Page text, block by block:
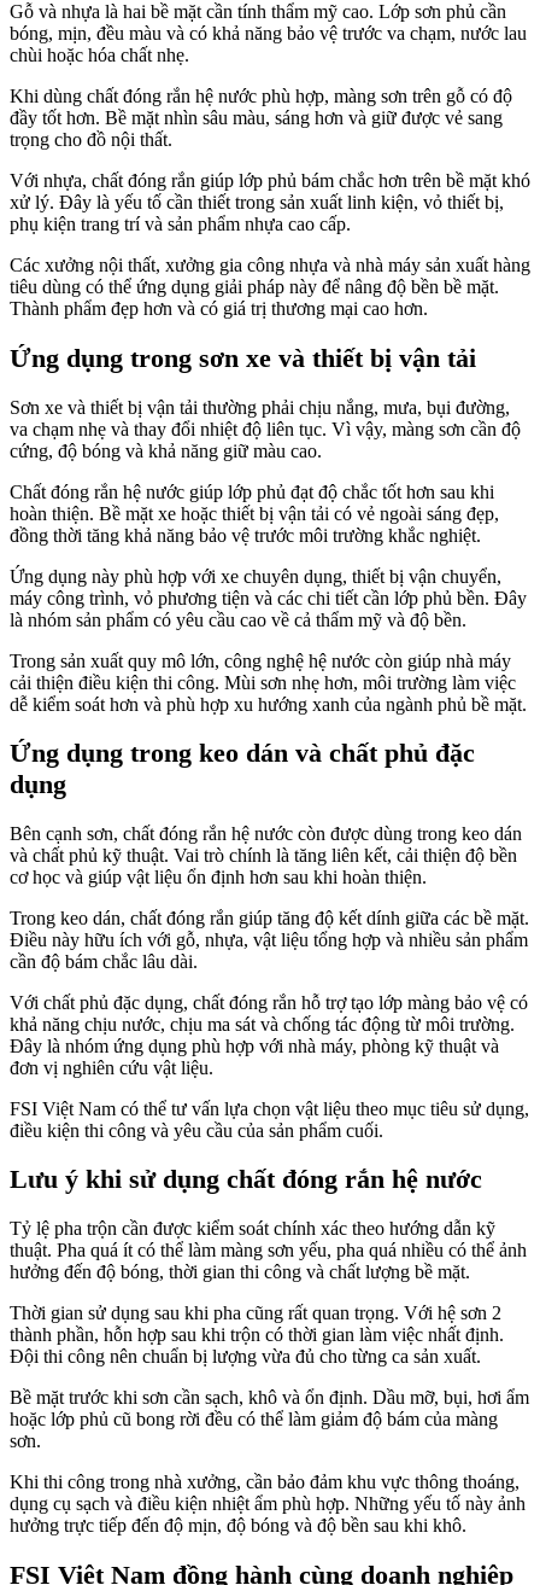
Gỗ và nhựa là hai bề mặt cần tính thẩm mỹ cao. Lớp sơn phủ cần
bóng, mịn, đều màu và có khả năng bảo vệ trước va chạm, nước lau
chùi hoặc hóa chất nhẹ.
Khi dùng chất đóng rắn hệ nước phù hợp, màng sơn trên gỗ có độ
đầy tốt hơn. Bề mặt nhìn sâu màu, sáng hơn và giữ được vẻ sang
trọng cho đồ nội thất.
Với nhựa, chất đóng rắn giúp lớp phủ bám chắc hơn trên bề mặt khó
xử lý. Đây là yếu tố cần thiết trong sản xuất linh kiện, vỏ thiết bị,
phụ kiện trang trí và sản phẩm nhựa cao cấp.
Các xưởng nội thất, xưởng gia công nhựa và nhà máy sản xuất hàng
tiêu dùng có thể ứng dụng giải pháp này để nâng độ bền bề mặt.
Thành phẩm đẹp hơn và có giá trị thương mại cao hơn.
Ứng dụng trong sơn xe và thiết bị vận tải
Sơn xe và thiết bị vận tải thường phải chịu nắng, mưa, bụi đường,
va chạm nhẹ và thay đổi nhiệt độ liên tục. Vì vậy, màng sơn cần độ
cứng, độ bóng và khả năng giữ màu cao.
Chất đóng rắn hệ nước giúp lớp phủ đạt độ chắc tốt hơn sau khi
hoàn thiện. Bề mặt xe hoặc thiết bị vận tải có vẻ ngoài sáng đẹp,
đồng thời tăng khả năng bảo vệ trước môi trường khắc nghiệt.
Ứng dụng này phù hợp với xe chuyên dụng, thiết bị vận chuyển,
máy công trình, vỏ phương tiện và các chi tiết cần lớp phủ bền. Đây
là nhóm sản phẩm có yêu cầu cao về cả thẩm mỹ và độ bền.
Trong sản xuất quy mô lớn, công nghệ hệ nước còn giúp nhà máy
cải thiện điều kiện thi công. Mùi sơn nhẹ hơn, môi trường làm việc
dễ kiểm soát hơn và phù hợp xu hướng xanh của ngành phủ bề mặt.
Ứng dụng trong keo dán và chất phủ đặc
dụng
Bên cạnh sơn, chất đóng rắn hệ nước còn được dùng trong keo dán
và chất phủ kỹ thuật. Vai trò chính là tăng liên kết, cải thiện độ bền
cơ học và giúp vật liệu ổn định hơn sau khi hoàn thiện.
Trong keo dán, chất đóng rắn giúp tăng độ kết dính giữa các bề mặt.
Điều này hữu ích với gỗ, nhựa, vật liệu tổng hợp và nhiều sản phẩm
cần độ bám chắc lâu dài.
Với chất phủ đặc dụng, chất đóng rắn hỗ trợ tạo lớp màng bảo vệ có
khả năng chịu nước, chịu ma sát và chống tác động từ môi trường.
Đây là nhóm ứng dụng phù hợp với nhà máy, phòng kỹ thuật và
đơn vị nghiên cứu vật liệu.
FSI Việt Nam có thể tư vấn lựa chọn vật liệu theo mục tiêu sử dụng,
điều kiện thi công và yêu cầu của sản phẩm cuối.
Lưu ý khi sử dụng chất đóng rắn hệ nước
Tỷ lệ pha trộn cần được kiểm soát chính xác theo hướng dẫn kỹ
thuật. Pha quá ít có thể làm màng sơn yếu, pha quá nhiều có thể ảnh
hưởng đến độ bóng, thời gian thi công và chất lượng bề mặt.
Thời gian sử dụng sau khi pha cũng rất quan trọng. Với hệ sơn 2
thành phần, hỗn hợp sau khi trộn có thời gian làm việc nhất định.
Đội thi công nên chuẩn bị lượng vừa đủ cho từng ca sản xuất.
Bề mặt trước khi sơn cần sạch, khô và ổn định. Dầu mỡ, bụi, hơi ẩm
hoặc lớp phủ cũ bong rời đều có thể làm giảm độ bám của màng
sơn.
Khi thi công trong nhà xưởng, cần bảo đảm khu vực thông thoáng,
dụng cụ sạch và điều kiện nhiệt ẩm phù hợp. Những yếu tố này ảnh
hưởng trực tiếp đến độ mịn, độ bóng và độ bền sau khi khô.
FSI Việt Nam đồng hành cùng doanh nghiệp